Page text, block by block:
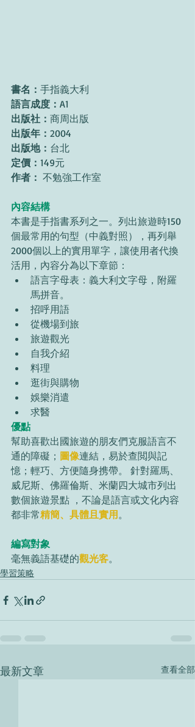
書名： 手指義大利
語言成度： A1
出版社： 商周出版
出版年： 2004
出版地： 台北
定價： 149元
作者： 不勉強工作室
內容結構
本書是手指書系列之一。列出旅遊時150
個最常用的句型（中義對照），再列舉
2000個以上的實用單字，讓使用者代換
活用，內容分為以下章節：
語言字母表：義大利文字母，附羅
馬拼音。
招呼用語
從機場到旅
旅遊觀光
自我介紹
料理
逛街與購物
娛樂消遣
求醫
優點
幫助喜歡出國旅遊的朋友們克服語言不
通的障礙； 圖像連結，易於查閲與記
憶；輕巧、方便隨身携帶。 針對羅馬、
威尼斯、佛羅倫斯、米蘭四大城市列出
數個旅遊景點 ，不論是語言或文化内容
都非常精簡、具體且實用 。
編寫對象
毫無義語基礎的觀光客。
學習策略
最新文章 查看全部